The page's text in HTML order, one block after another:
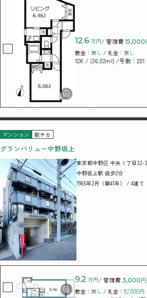
12.6 万円/ 管理費 15,000
敷金： 無し / 礼金： 無し
1DK / (36.02m²) /号数：201
マンション 駅チカ
グランバリュー中野坂上
東京都中野区 中央１丁目32-3
中野坂上駅 徒歩2分
1985年2月（築41年） / 4建て
9.2 万円/ 管理費 3,000円
敷金： 無し / 礼金：92,000円